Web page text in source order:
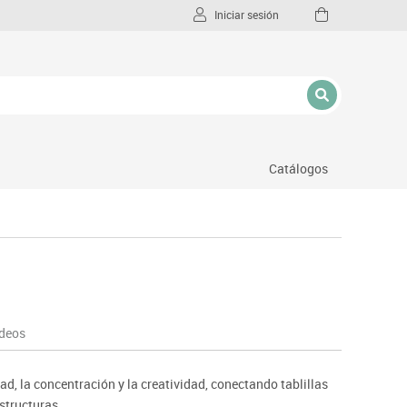
Iniciar sesión
Catálogos
la concentración y la creatividad, conectando tablillas